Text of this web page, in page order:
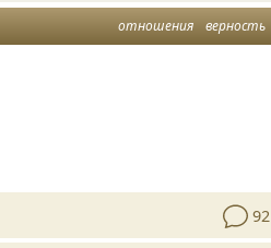
отношения верность
92